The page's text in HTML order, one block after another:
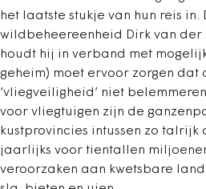
het laatste stukje van hun reis in.
wildbeheereenheid Dirk van der
houdt hij in verband met
geheim) moet ervoor zorgen dat
‘vliegveiligheid’ niet
voor vliegtuigen zijn de
kustprovincies intussen zo
jaarlijks voor tientallen
veroorzaken aan kwetsbare